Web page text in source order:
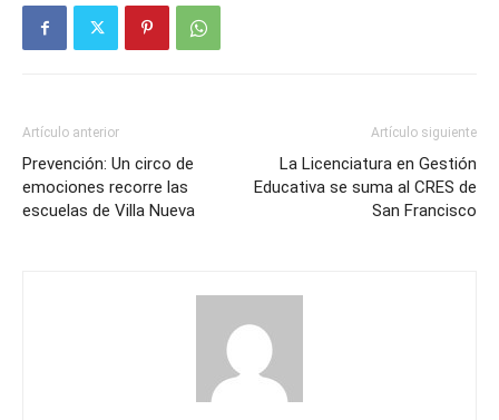
Artículo anterior
Prevención: Un circo de
emociones recorre las
escuelas de Villa Nueva
Artículo siguiente
La Licenciatura en Gestión
Educativa se suma al CRES de
San Francisco